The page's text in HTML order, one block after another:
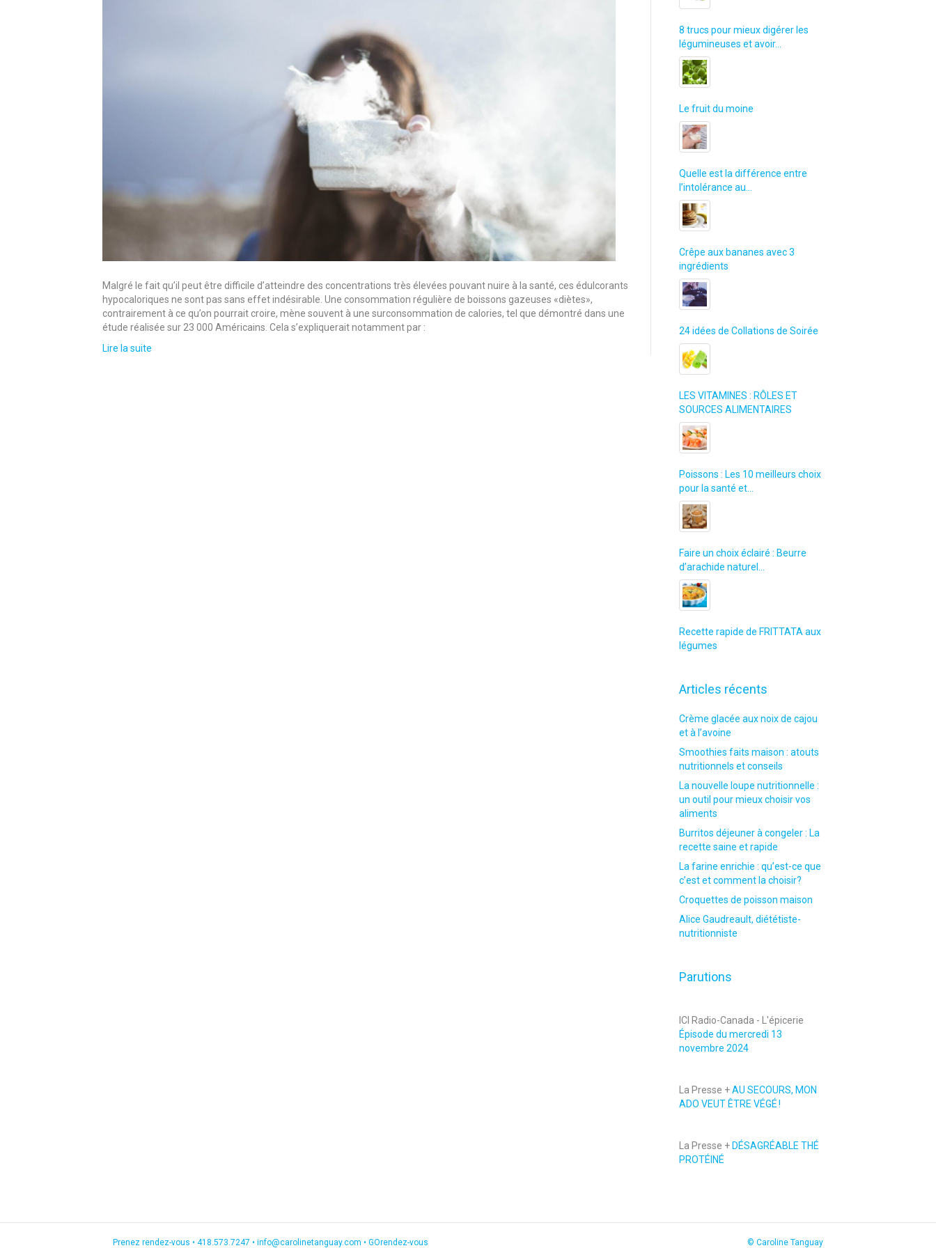
Malgré le fait qu’il peut être difficile d’atteindre des concentrations très élevées pouvant nuire à la santé, ces édulcorants
hypocaloriques ne sont pas sans effet indésirable. Une consommation régulière de boissons gazeuses «diètes»,
contrairement à ce qu’on pourrait croire, mène souvent à une surconsommation de calories, tel que démontré dans une
étude réalisée sur 23 000 Américains. Cela s’expliquerait notamment par :
Lire la suite
8 trucs pour mieux digérer les
légumineuses et avoir…
Le fruit du moine
Quelle est la différence entre
l’intolérance au…
Crêpe aux bananes avec 3
ingrédients
24 idées de Collations de Soirée
LES VITAMINES : RÔLES ET
SOURCES ALIMENTAIRES
Poissons : Les 10 meilleurs choix
pour la santé et…
Faire un choix éclairé : Beurre
d’arachide naturel…
Recette rapide de FRITTATA aux
légumes
Articles récents
Crème glacée aux noix de cajou
et à l’avoine
Smoothies faits maison : atouts
nutritionnels et conseils
La nouvelle loupe nutritionnelle :
un outil pour mieux choisir vos
aliments
Burritos déjeuner à congeler : La
recette saine et rapide
La farine enrichie : qu’est-ce que
c’est et comment la choisir?
Croquettes de poisson maison
Alice Gaudreault, diététiste-
nutritionniste
Parutions
ICI Radio-Canada - L'épicerie
Épisode du mercredi 13
novembre 2024
La Presse +AU SECOURS, MON
ADO VEUT ÊTRE VÉGÉ !
La Presse + DÉSAGRÉABLE THÉ
PROTÉINÉ
Prenez rendez-vous • 418.573.7247 • info@carolinetanguay.com • GOrendez-vous © Caroline Tanguay